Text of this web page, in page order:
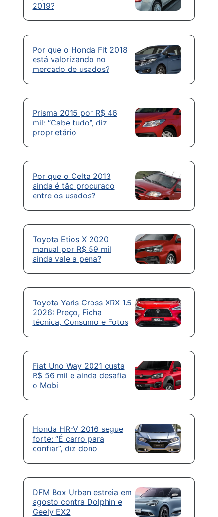
2019?
Por que o Honda Fit 2018
está valorizando no
mercado de usados?
Prisma 2015 por R$ 46
mil: “Cabe tudo”, diz
proprietário
Por que o Celta 2013
ainda é tão procurado
entre os usados?
Toyota Etios X 2020
manual por R$ 59 mil
ainda vale a pena?
Toyota Yaris Cross XRX 1.5
2026: Preço, Ficha
técnica, Consumo e Fotos
Fiat Uno Way 2021 custa
R$ 56 mil e ainda desafia
o Mobi
Honda HR-V 2016 segue
forte: “É carro para
confiar”, diz dono
DFM Box Urban estreia em
agosto contra Dolphin e
Geely EX2